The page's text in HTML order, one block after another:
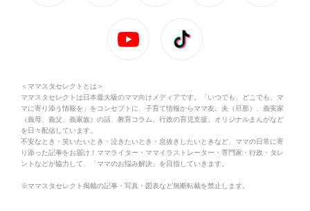
＜ママスタセレクトとは＞
ママスタセレクトは日本最大級のママ向けメディアです。「いつでも、どこでも、マ
マに寄り添う情報を」をコンセプトに、子育て情報からママ友、夫（旦那）、義実家
（義母、義父、義家族）の話、教育コラム、行政の育児支援、オリジナルまんがなど
を日々配信しています。
不安なとき・笑いたいとき・泣きたいとき・息抜きしたいときなど、ママの日常に寄
り添った記事をお届け！ママライター・ママイラストレーター・専門家・行政・タレ
ントなどが協力して、「ママのお悩み解決」を目指していきます。
※ママスタセレクト掲載の記事・写真・図表など無断転載を禁止します。